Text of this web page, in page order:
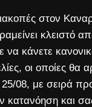
στον
κλειστό
κάνετε
οι οποίες θα
08, με σειρά
κατανόηση και